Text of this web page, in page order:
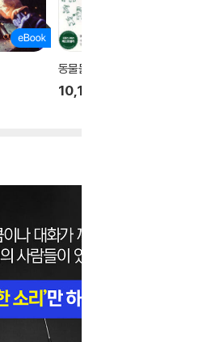
동물들의 위대한 법정
10,150